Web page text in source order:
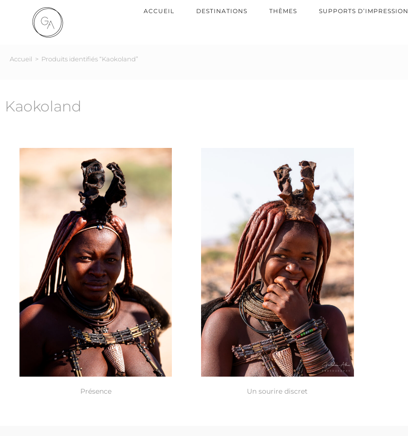
ACCUEIL DESTINATIONS THÈMES SUPPORTS D’IMPRESSION
Accueil > Produits identifiés “Kaokoland”
Kaokoland
Présence Un sourire discret